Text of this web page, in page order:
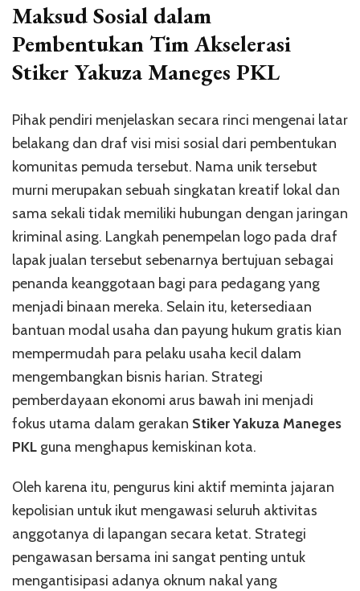
Maksud Sosial dalam
Pembentukan Tim Akselerasi
Stiker Yakuza Maneges PKL
Pihak pendiri menjelaskan secara rinci mengenai latar
belakang dan draf visi misi sosial dari pembentukan
komunitas pemuda tersebut. Nama unik tersebut
murni merupakan sebuah singkatan kreatif lokal dan
sama sekali tidak memiliki hubungan dengan jaringan
kriminal asing. Langkah penempelan logo pada draf
lapak jualan tersebut sebenarnya bertujuan sebagai
penanda keanggotaan bagi para pedagang yang
menjadi binaan mereka. Selain itu, ketersediaan
bantuan modal usaha dan payung hukum gratis kian
mempermudah para pelaku usaha kecil dalam
mengembangkan bisnis harian. Strategi
pemberdayaan ekonomi arus bawah ini menjadi
fokus utama dalam gerakan Stiker Yakuza Maneges
PKL guna menghapus kemiskinan kota.
Oleh karena itu, pengurus kini aktif meminta jajaran
kepolisian untuk ikut mengawasi seluruh aktivitas
anggotanya di lapangan secara ketat. Strategi
pengawasan bersama ini sangat penting untuk
mengantisipasi adanya oknum nakal yang